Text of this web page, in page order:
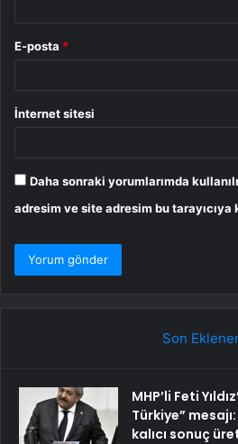
E-posta *
İnternet sitesi
Daha sonraki yorumlarımda
adresim ve site adresim bu tarayıcıya
Son
MHP’li Feti
Türkiye”
kalıcı sonuç